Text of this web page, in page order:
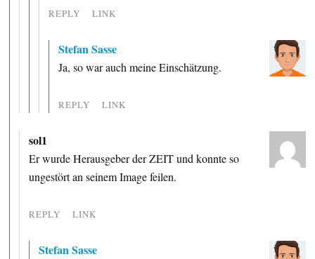
REPLY LINK
Stefan Sasse
Ja, so war auch meine Einschätzung.
REPLY LINK
sol1
Er wurde Herausgeber der ZEIT und konnte so
ungestört an seinem Image feilen.
REPLY LINK
Stefan Sasse